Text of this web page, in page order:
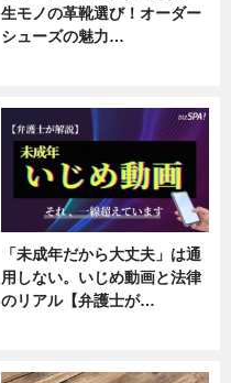
生モノの革靴選び！オーダー
シューズの魅力…
「未成年だから大丈夫」は通
用しない。いじめ動画と法律
のリアル【弁護士が…